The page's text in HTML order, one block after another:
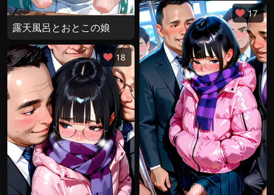
露天風呂とおとこの娘
17
18